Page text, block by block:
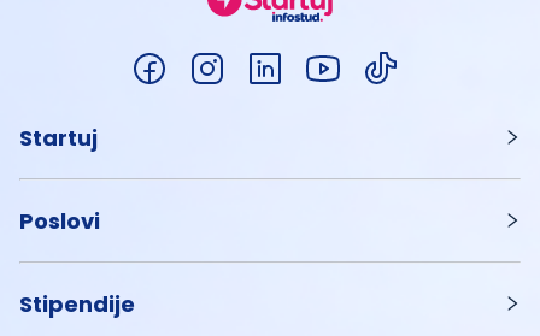
Startuj
Poslovi
Stipendije